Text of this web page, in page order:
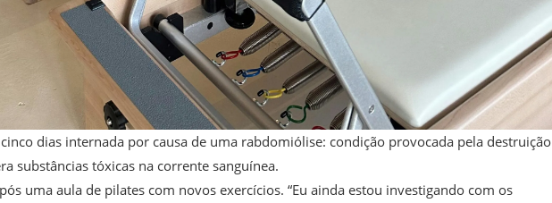
dias internada por causa de uma rabdomiólise: condição provocada pela destruição
substâncias tóxicas na corrente sanguínea.
uma aula de pilates com novos exercícios. “Eu ainda estou investigando com os